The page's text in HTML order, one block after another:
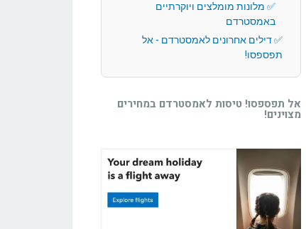
מלונות מומלצים ויוקרתיים
באמסטרדם
דילים אחרונים לאמסטרדם - אל
תפספסו!
אל תפספסו! טיסות לאמסטרדם במחירים
מצוינים!